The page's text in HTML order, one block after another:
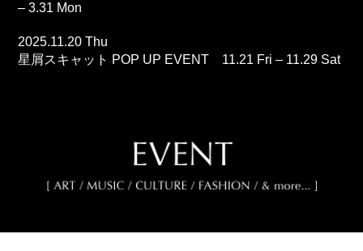
– 3.31 Mon
2025.11.20 Thu
星屑スキャット POP UP EVENT 11.21 Fri – 11.29 Sat